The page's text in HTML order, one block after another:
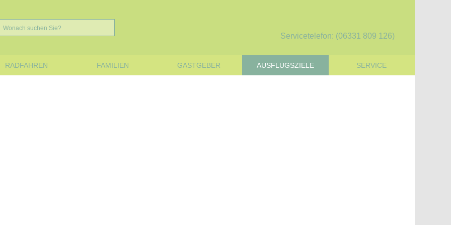
Servicetelefon: (06331 809 126)
RADFAHREN FAMILIEN GASTGEBER AUSFLUGSZIELE SERVICE